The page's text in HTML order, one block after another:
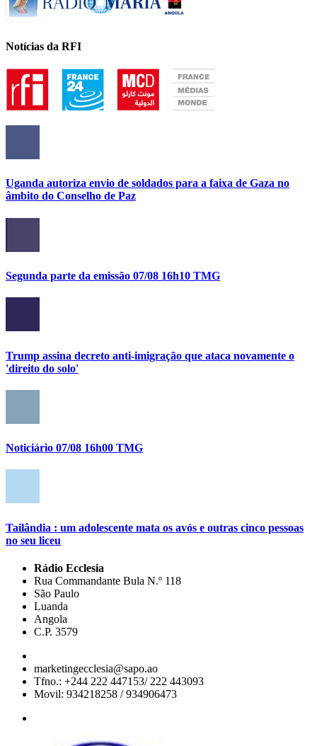
Notícias da RFI
Uganda autoriza envio de soldados para a faixa de Gaza no
âmbito do Conselho de Paz
Segunda parte da emissão 07/08 16h10 TMG
Trump assina decreto anti-imigração que ataca novamente o
'direito do solo'
Noticiário 07/08 16h00 TMG
Tailândia : um adolescente mata os avós e outras cinco pessoas
no seu liceu
Rádio Ecclesia
Rua Commandante Bula N.º 118
São Paulo
Luanda
Angola
C.P. 3579
marketingecclesia@sapo.ao
Tfno.: +244 222 447153/ 222 443093
Movil: 934218258 / 934906473